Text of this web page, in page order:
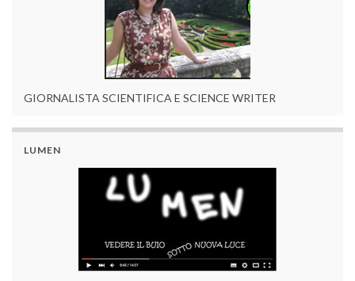
GIORNALISTA SCIENTIFICA E SCIENCE WRITER
LUMEN